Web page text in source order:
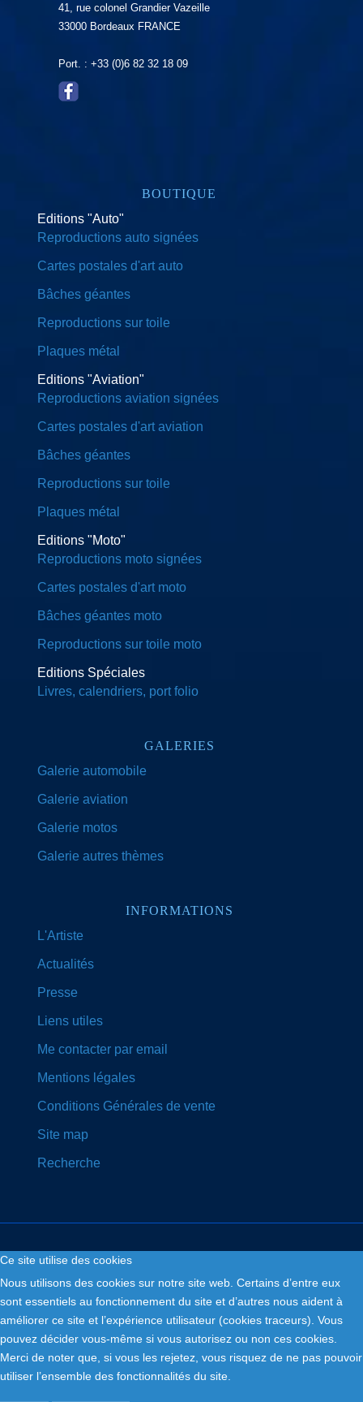
41, rue colonel Grandier Vazeille
33000 Bordeaux FRANCE
Port. : +33 (0)6 82 32 18 09
BOUTIQUE
Editions "Auto"
Reproductions auto signées
Cartes postales d'art auto
Bâches géantes
Reproductions sur toile
Plaques métal
Editions "Aviation"
Reproductions aviation signées
Cartes postales d'art aviation
Bâches géantes
Reproductions sur toile
Plaques métal
Editions "Moto"
Reproductions moto signées
Cartes postales d'art moto
Bâches géantes moto
Reproductions sur toile moto
Editions Spéciales
Livres, calendriers, port folio
GALERIES
Galerie automobile
Galerie aviation
Galerie motos
Galerie autres thèmes
INFORMATIONS
L'Artiste
Actualités
Presse
Liens utiles
Me contacter par email
Mentions légales
Conditions Générales de vente
Site map
Recherche
Ce site utilise des cookies
Nous utilisons des cookies sur notre site web. Certains d’entre eux
sont essentiels au fonctionnement du site et d’autres nous aident à
améliorer ce site et l’expérience utilisateur (cookies traceurs). Vous
pouvez décider vous-même si vous autorisez ou non ces cookies.
Merci de noter que, si vous les rejetez, vous risquez de ne pas pouvoir
utiliser l’ensemble des fonctionnalités du site.